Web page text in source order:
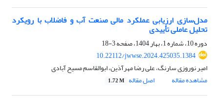
مدل‌سازی ارزیابی عملکرد مالی صنعت آب و فاضلاب با رویکرد
تحلیل عاملی تأییدی
دوره 10، شماره 1، بهار 1404، صفحه
3-18
10.22112/jwwse.2024.425035.1384
امیر نوروزی سارنگ، علی رضا مهرآذین، ابوالقاسم مسیح آبادی
مشاهده مقاله
اصل مقاله 1.72 M